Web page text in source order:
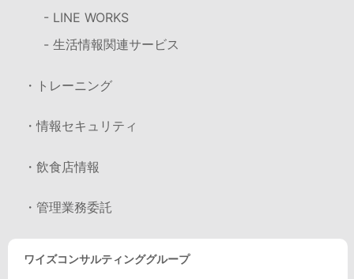
- LINE WORKS
- 生活情報関連サービス
・トレーニング
・情報セキュリティ
・飲食店情報
・管理業務委託
ワイズコンサルティンググループ